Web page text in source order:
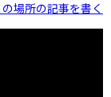
の場所の記事を書く